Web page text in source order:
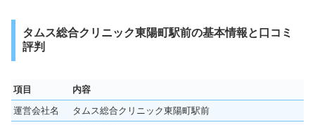
タムス総合クリニック東陽町駅前の基本情報と口コミ
評判
項目
内容
運営会社名
タムス総合クリニック東陽町駅前